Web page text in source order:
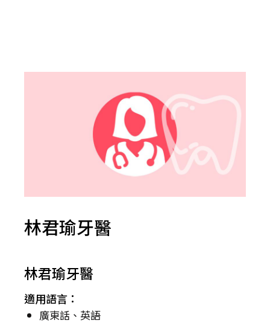
林君瑜牙醫
林君瑜牙醫
適用語言：
廣東話、英語